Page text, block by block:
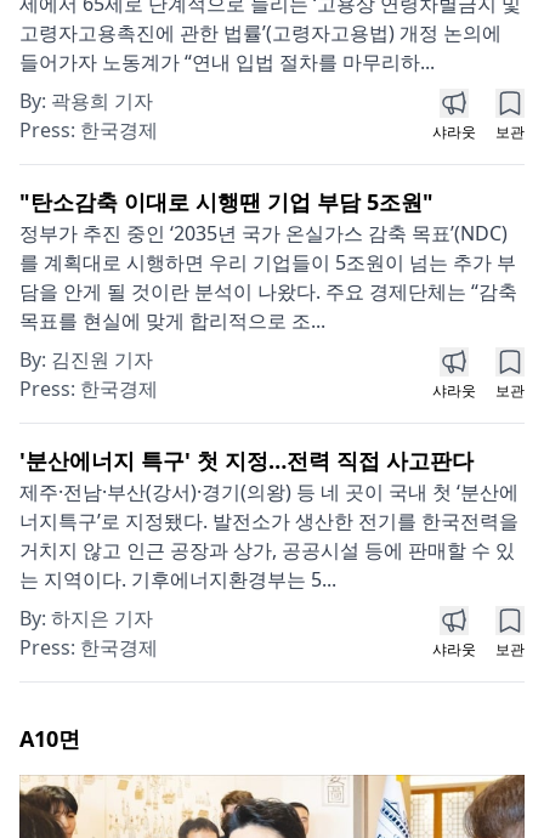
고령자고용촉진에 관한 법률’(고령자고용법) 개정 논의에
들어가자 노동계가 “연내 입법 절차를 마무리하...
By: 곽용희 기자
Press: 한국경제 샤라웃 보관
"탄소감축 이대로 시행땐 기업 부담 5조원"
정부가 추진 중인 ‘2035년 국가 온실가스 감축 목표’(NDC)
를 계획대로 시행하면 우리 기업들이 5조원이 넘는 추가 부
담을 안게 될 것이란 분석이 나왔다. 주요 경제단체는 “감축
목표를 현실에 맞게 합리적으로 조...
By: 김진원 기자
Press: 한국경제 샤라웃 보관
'분산에너지 특구' 첫 지정…전력 직접 사고판다
제주·전남·부산(강서)·경기(의왕) 등 네 곳이 국내 첫 ‘분산에
너지특구’로 지정됐다. 발전소가 생산한 전기를 한국전력을
거치지 않고 인근 공장과 상가, 공공시설 등에 판매할 수 있
는 지역이다. 기후에너지환경부는 5...
By: 하지은 기자
Press: 한국경제 샤라웃 보관
A10면